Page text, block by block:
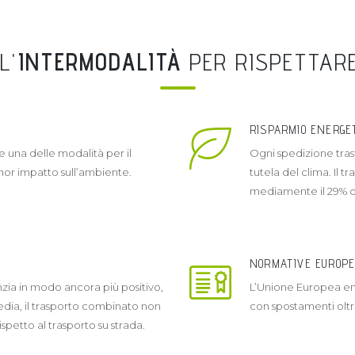
INTERMODALITÀ PER
una delle modalità per il
impatto sull’ambiente.
RISPARMIO
Ogni spedizione
tutela del clima. Il
mediamente il 29%
in modo ancora più positivo,
il trasporto combinato non
al trasporto su strada.
NORMATIVE
L’Unione Europea
con spostamenti